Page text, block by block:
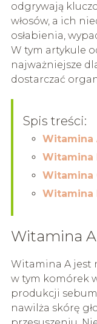
odgrywają
włosów, a ich
osłabienia,
W tym artykule
najważniejsze
dostarczać
Spis treści:
Witamina
Witamina
Witamina
Witamina
Witamina A
Witamina A jest
w tym komórek
produkcji
nawilża skórę